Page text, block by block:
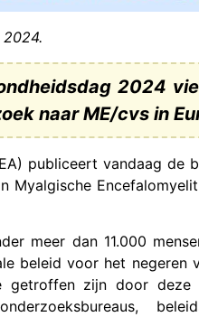
2024
naar ME/cvs in
publiceert vandaag
Myalgische
meer dan 11.000
beleid voor het
getroffen zijn door deze